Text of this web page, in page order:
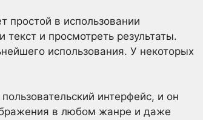
простой в использовании
и просмотреть результаты.
использования. У некоторых
интерфейс, и он
в любом жанре и даже